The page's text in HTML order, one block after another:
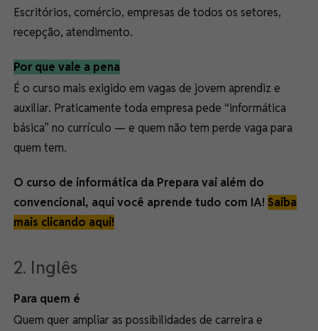
Escritórios, comércio, empresas de todos os setores,
recepção, atendimento.
Por que vale a pena
É o curso mais exigido em vagas de jovem aprendiz e
auxiliar. Praticamente toda empresa pede “informática
básica” no currículo — e quem não tem perde vaga para
quem tem.
O curso de informática da Prepara vai além do
convencional, aqui você aprende tudo com IA! Saiba
mais clicando aqui!
2. Inglês
Para quem é
Quem quer ampliar as possibilidades de carreira e